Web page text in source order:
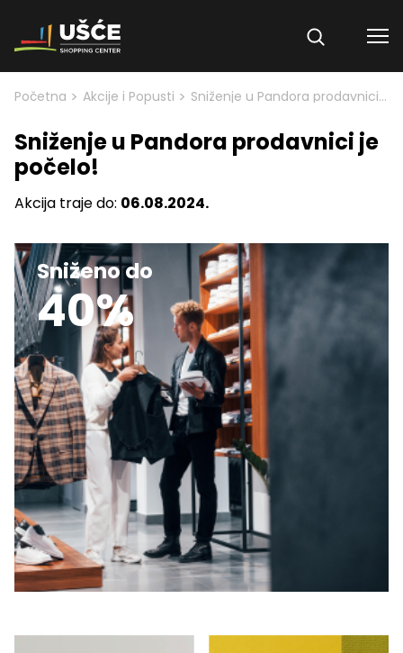
Skip to content
Početna > Akcije i Popusti > Sniženje u Pandora prodavnici je počelo!
Sniženje u Pandora prodavnici je
počelo!
Akcija traje do: 06.08.2024.
Sniženo do
40%